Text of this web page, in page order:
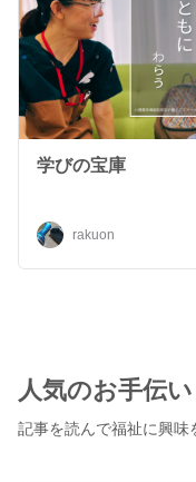
時、趣味でトルコ音
学びの宝庫
rakuon
人気のお手伝い
記事を読んで福祉に興味